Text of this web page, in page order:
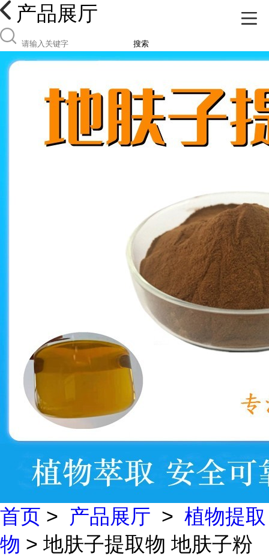
产品展厅
搜索
首页 > 产品展厅 > 植物提取
物 > 地肤子提取物 地肤子粉